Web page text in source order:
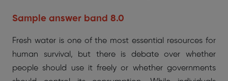
Sample answer band 8.0
Fresh water is one of the most essential resources for
human survival, but there is debate over whether
people should use it freely or whether governments